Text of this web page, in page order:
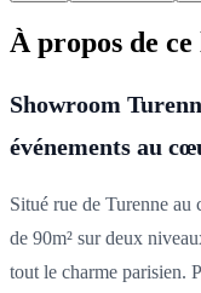
À propos de ce
Showroom
événements au
Situé rue de Turenne au
de 90m² sur deux
tout le charme parisien.